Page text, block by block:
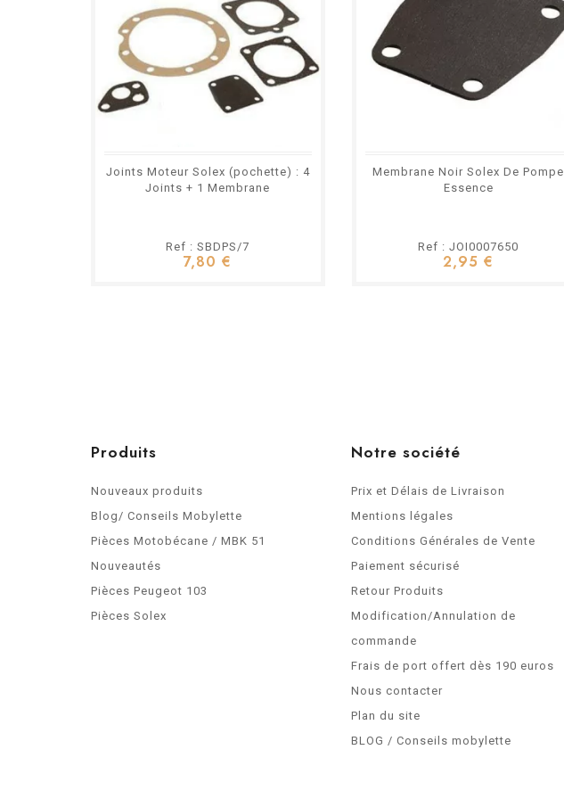
Joints Moteur Solex (pochette) : 4
Joints + 1 Membrane
Ref : SBDPS/7
7,80 €
Membrane Noir Solex De Pompe
Essence
Ref : JOI0007650
2,95 €
Produits
Nouveaux produits
Blog/ Conseils Mobylette
Pièces Motobécane / MBK 51
Nouveautés
Pièces Peugeot 103
Pièces Solex
Notre société
Prix et Délais de Livraison
Mentions légales
Conditions Générales de Vente
Paiement sécurisé
Retour Produits
Modification/Annulation de
commande
Frais de port offert dès 190 euros
Nous contacter
Plan du site
BLOG / Conseils mobylette